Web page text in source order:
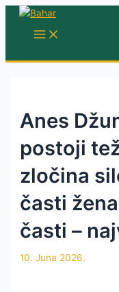
Skip
MAIN
MENU
Anes
postoji
zločina
časti
časti –
10. Juna 2026.